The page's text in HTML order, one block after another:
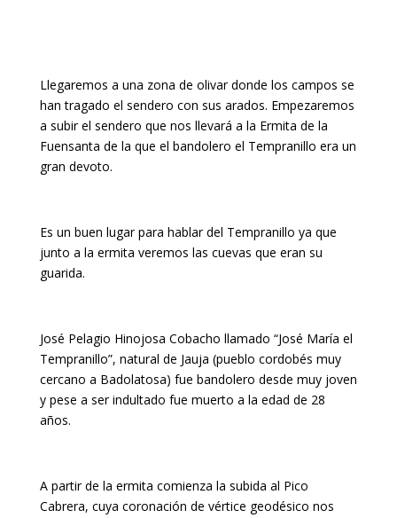
Llegaremos a una zona de olivar donde los campos se
han tragado el sendero con sus arados. Empezaremos
a subir el sendero que nos llevará a la Ermita de la
Fuensanta de la que el bandolero el Tempranillo era un
gran devoto.
Es un buen lugar para hablar del Tempranillo ya que
junto a la ermita veremos las cuevas que eran su
guarida.
José Pelagio Hinojosa Cobacho llamado “José María el
Tempranillo”, natural de Jauja (pueblo cordobés muy
cercano a Badolatosa) fue bandolero desde muy joven
y pese a ser indultado fue muerto a la edad de 28
años.
A partir de la ermita comienza la subida al Pico
Cabrera, cuya coronación de vértice geodésico nos